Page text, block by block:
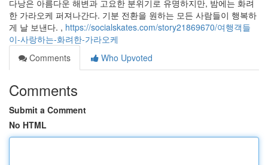
다낭은 아름다운 해변과 고요한 분위기로 유명하지만, 밤에는 화려
한 가라오케 퍼져나간다. 기분 전환을 원하는 모든 사람들이 행복하
게 날 보낸다. , https://socialskates.com/story21869670/여행객들
이-사랑하는-화려한-가라오케
Comments
Who Upvoted
Comments
Submit a Comment
No HTML